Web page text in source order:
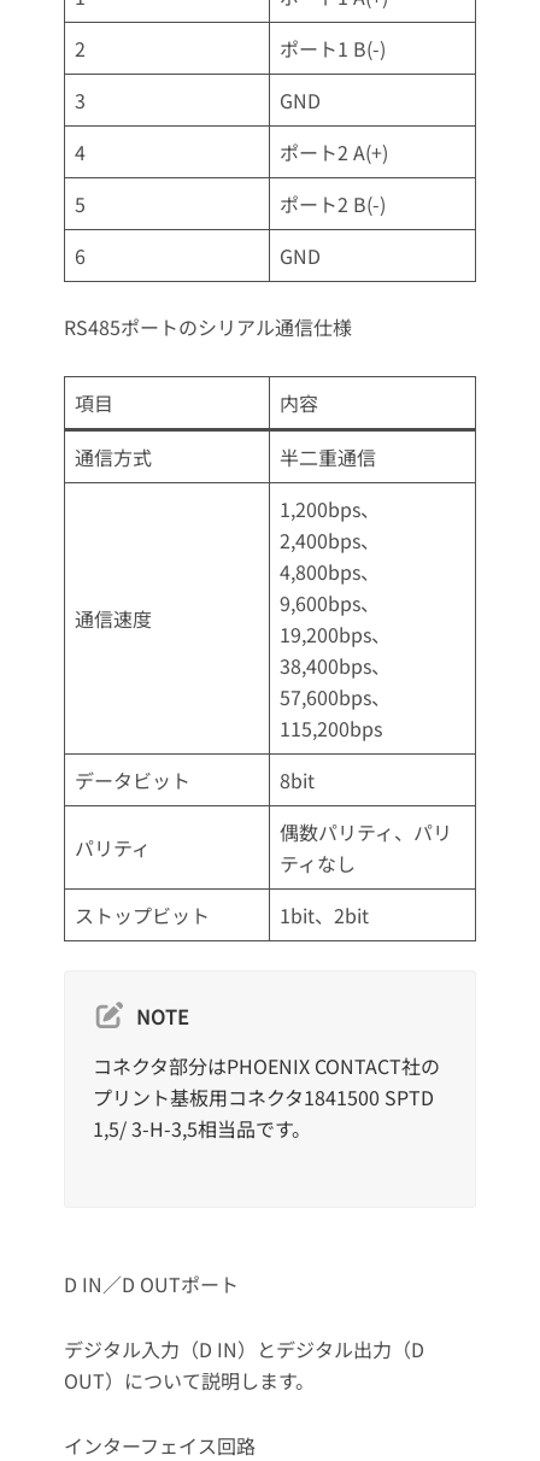
2
ポート1 B(-)
3
GND
4
ポート2 A(+)
5
ポート2 B(-)
6
GND
RS485ポートのシリアル通信仕様
項目
内容
通信方式
半二重通信
通信速度
1,200bps、
2,400bps、
4,800bps、
9,600bps、
19,200bps、
38,400bps、
57,600bps、
115,200bps
データビット
8bit
パリティ
偶数パリティ、パリ
ティなし
ストップビット
1bit、2bit
NOTE
コネクタ部分はPHOENIX CONTACT社の
プリント基板用コネクタ1841500 SPTD
1,5/ 3-H-3,5相当品です。
D IN／D OUTポート
デジタル入力（D IN）とデジタル出力（D
OUT）について説明します。
インターフェイス回路